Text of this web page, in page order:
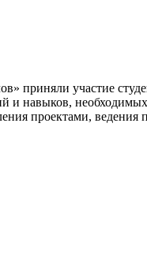
приняли участие
навыков,
проектами,